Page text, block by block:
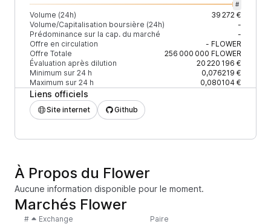
#
Volume (24h)
39 272 €
Volume/Capitalisation boursière (24h)
-
Prédominance sur la cap. du marché
-
Offre en circulation
- FLOWER
Offre Totale
256 000 000 FLOWER
Évaluation après dilution
20 220 196 €
Minimum sur 24 h
0,076219 €
Maximum sur 24 h
0,080104 €
Liens officiels
Site internet Github
À Propos du Flower
Aucune information disponible pour le moment.
Marchés Flower
# Exchange Paire